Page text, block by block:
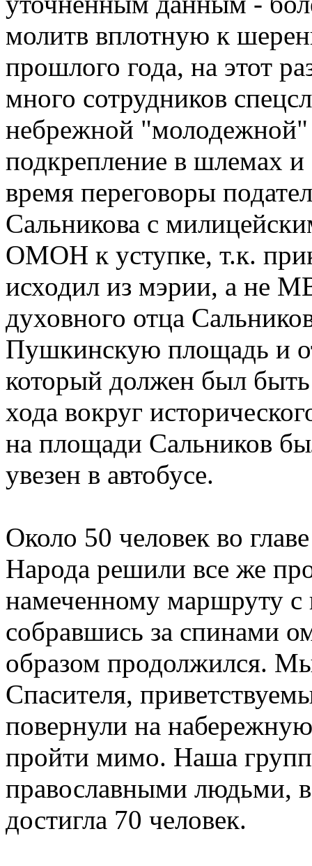
молитв вплотную к
прошлого года, на этот
много сотрудников
небрежной "молодежной"
подкрепление в шлемах
время переговоры
Сальникова с
ОМОН к уступке, т.к.
исходил из мэрии, а не
духовного отца
Пушкинскую площадь и
который должен был
хода вокруг
на площади Сальников
увезен в автобусе.
Около 50 человек во
Народа решили все же
намеченному маршруту с
собравшись за спинами
образом продолжился.
Спасителя,
повернули на
пройти мимо. Наша
православными людьми,
достигла 70 человек.